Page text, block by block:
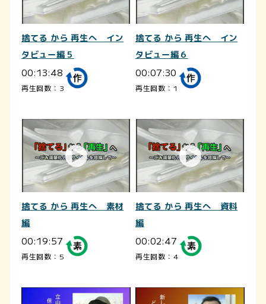
捨てる から 再生へ イン
タビュー編５
00:13:48
再生回数：3
捨てる から 再生へ イン
タビュー編６
00:07:30
再生回数：1
捨てる から 再生へ 素材
編
00:19:57
再生回数：5
捨てる から 再生へ 資料
編
00:02:47
再生回数：4